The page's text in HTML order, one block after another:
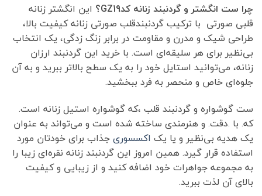
چرا ست انگشتر و گردنبند زنانه کدGZ19؟
این انگشتر زنانه
قلبی صورتی با ترکیب گردنبندقلب صورتی زنانه کیفیت بالا،
طراحی شیک و مدرن و مقاومت در برابر زنگ زدگی، یک انتخاب
بی‌نظیر برای هر سلیقه‌ای است. با خرید این گردنبند ارزان
زنانه، می‌توانید استایل خود را به یک سطح بالاتر ببرید و به آن
جلوه‌ای خاص و منحصر به فرد ببخشید.
ست گوشواره و گردنبند قلب ،که گوشواره استیل زنانه است.
که. با .دقت. و هنرمندی ساخته شده است و می‌تواند به عنوان
یک هدیه بی‌نظیر و یا یک اکسسوریجذاب برای خودتان مورد
استفاده قرار گیرد. همین امروز این گردنبند زنانه نقره‌ای زیبا را
به مجموعه جواهرات خود اضافه کنید و از زیبایی و کیفیت
بالای آن لذت ببرید.